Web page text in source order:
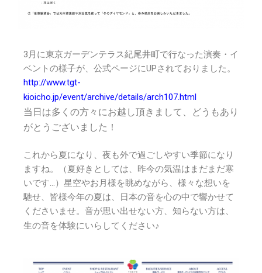
3月に東京ガーデンテラス紀尾井町で行なった演奏・イ
ベントの様子が、公式ページにUPされておりました。
http://www.tgt-
kioicho.jp/event/archive/details/arch107.html
当日は多くの方々にお越し頂きまして、どうもあり
がとうございました！
これから夏になり、夜も外で過ごしやすい季節になり
ますね。（夏好きとしては、昨今の気温はまだまだ寒
いです…）星空やお月様を眺めながら、様々な想いを
馳せ、皆様今年の夏は、日本の音を心の中で響かせて
くださいませ。音が思い出せない方、知らない方は、
生の音を体験にいらしてください♪